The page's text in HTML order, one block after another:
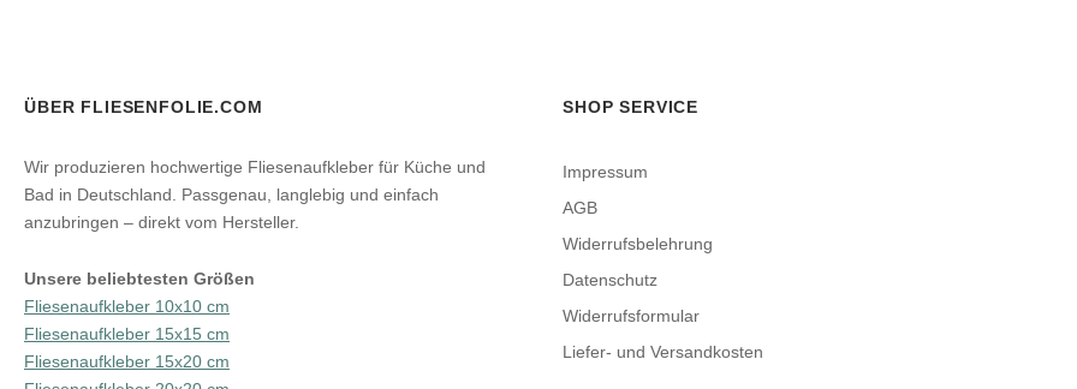
ÜBER FLIESENFOLIE.COM
Wir produzieren hochwertige Fliesenaufkleber für Küche und
Bad in Deutschland. Passgenau, langlebig und einfach
anzubringen – direkt vom Hersteller.
Unsere beliebtesten Größen
Fliesenaufkleber 10x10 cm
Fliesenaufkleber 15x15 cm
Fliesenaufkleber 15x20 cm
SHOP SERVICE
Impressum
AGB
Widerrufsbelehrung
Datenschutz
Widerrufsformular
Liefer- und Versandkosten